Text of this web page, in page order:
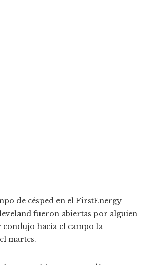
de césped en el FirstEnergy
fueron abiertas por alguien
hacia el campo la
martes.